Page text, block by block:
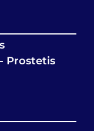
Prostetis